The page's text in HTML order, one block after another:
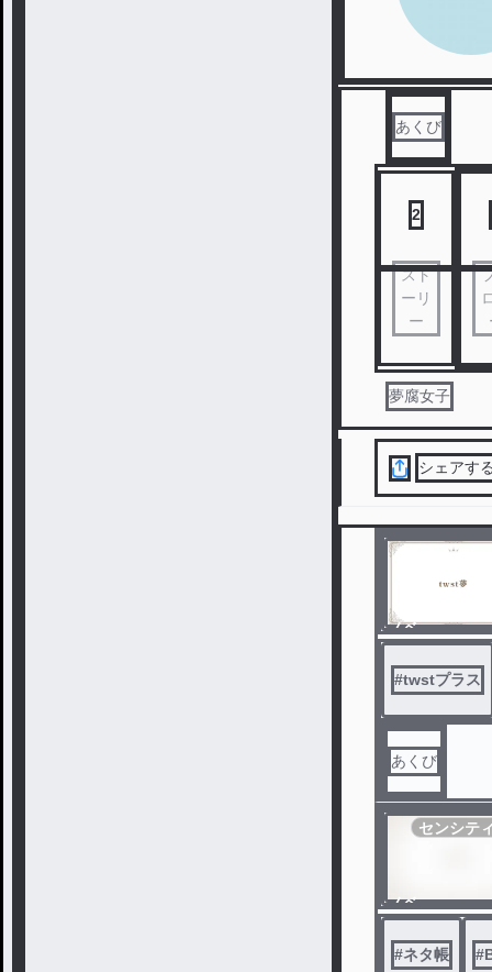
あくび
2
スト
ーリ
ー
夢腐女子
シェアす
ノベ
ル
#twstプラス
あくび
ノベ
ル
センシテ
#ネタ帳 #